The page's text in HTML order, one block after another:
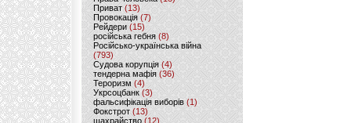
Приват (13)
Провокація (7)
Рейдери (15)
російська гебня (8)
Російсько-українська війна
(793)
Судова корупція (4)
тендерна мафія (36)
Тероризм (4)
Укрсоцбанк (3)
фальсифікація виборів (1)
Фокстрот(13)
шахрайство (12)